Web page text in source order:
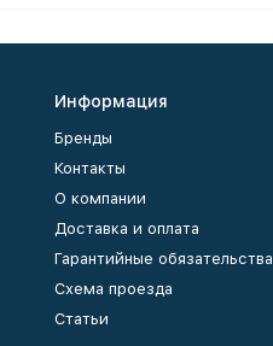
Информация
Бренды
Контакты
О компании
Доставка и оплата
Гарантийные обязательства
Схема проезда
Статьи